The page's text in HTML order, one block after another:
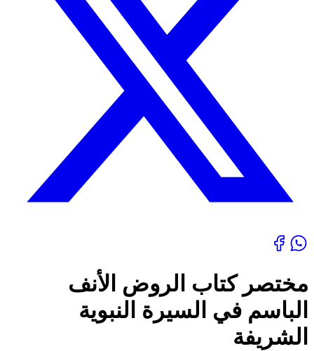
مختصر كتاب الروض الأنف
الباسم في السيرة النبوية
الشريفة